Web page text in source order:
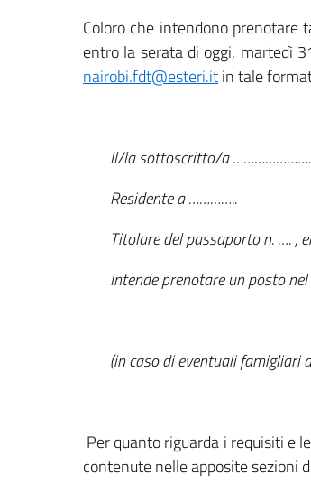
Coloro che intendono prenotare
entro la serata di oggi, martedì
nairobi.fdt@esteri.itin tale
Il/la sottoscritto/a
Residente a …………..
Titolare del passaporto n. …. ,
Intende prenotare un posto
(in caso di eventuali
Per quanto riguarda i requisiti e
contenute nelle apposite sezioni